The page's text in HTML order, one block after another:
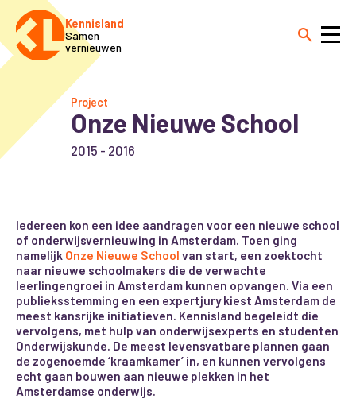
Kennisland
Samen
vernieuwen
Project
Onze Nieuwe School
2015 - 2016
Iedereen kon een idee aandragen voor een nieuwe school
of onderwijsvernieuwing in Amsterdam. Toen ging
namelijk Onze Nieuwe School van start, een zoektocht
naar nieuwe schoolmakers die de verwachte
leerlingengroei in Amsterdam kunnen opvangen. Via een
publieksstemming en een expertjury kiest Amsterdam de
meest kansrijke initiatieven. Kennisland begeleidt die
vervolgens, met hulp van onderwijsexperts en studenten
Onderwijskunde. De meest levensvatbare plannen gaan
de zogenoemde ‘kraamkamer’ in, en kunnen vervolgens
echt gaan bouwen aan nieuwe plekken in het
Amsterdamse onderwijs.